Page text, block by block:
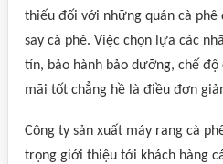
thiếu đối với những quán cà
say cà phê. Việc chọn lựa các
tín, bảo hành bảo dưỡng, chế độ
mãi tốt chẳng hề là điều đơn
Công ty sản xuất máy rang cà
trọng giới thiệu tới khách hàng